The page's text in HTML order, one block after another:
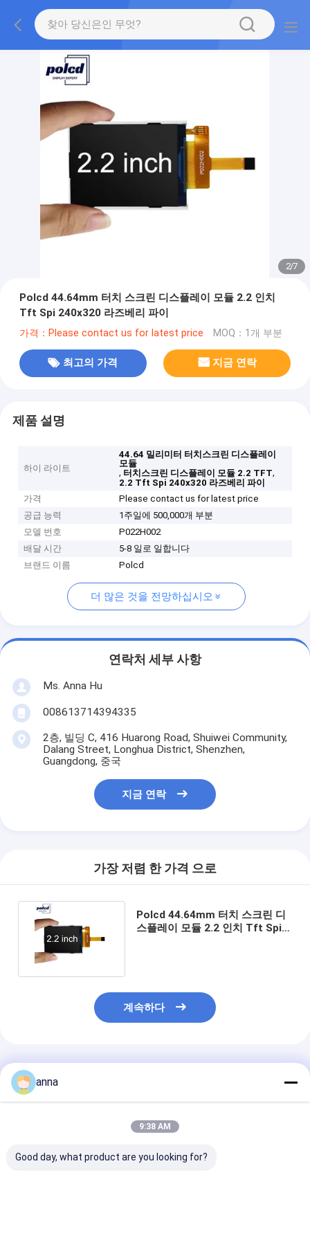
2/7
Polcd 44.64mm 터치 스크린 디스플레이 모듈 2.2 인치
Tft Spi 240x320 라즈베리 파이
가격：Please contact us for latest price MOQ：1개 부분
최고의 가격 지금 연락
제품 설명
하이 라이트
44.64 밀리미터 터치스크린 디스플레이
모듈
, 터치스크린 디스플레이 모듈 2.2 TFT,
2.2 Tft Spi 240x320 라즈베리 파이
가격
Please contact us for latest price
공급 능력
1주일에 500,000개 부분
모델 번호
P022H002
배달 시간
5-8 일로 일합니다
브랜드 이름
Polcd
더 많은 것을 전망하십시오
연락처 세부 사항
Ms. Anna Hu
008613714394335
2층, 빌딩 C, 416 Huarong Road, Shuiwei Community,
Dalang Street, Longhua District, Shenzhen,
Guangdong, 중국
지금 연락
가장 저렴 한 가격 으로
Polcd 44.64mm 터치 스크린 디
스플레이 모듈 2.2 인치 Tft Spi
계속하다
추천된 제품
anna
9:38 AM
Good day, what product are you looking for?